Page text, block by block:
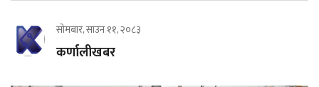
सोमबार, साउन ११, २०८३
कर्णालीखबर